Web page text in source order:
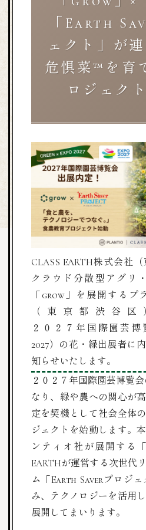
「Earth
ェクト」が
危惧菜™を育
ロジェク
CLASS EARTH株式会社
クラウド分散型アグリ
「grow」を展開するプ
（東京都渋谷区
２０２７年国際園芸博
2027）の花・緑出展者に
知らせいたします。
２０２７年国際園芸博覧会
なり、緑や農への関心が
定を契機として社会全体
ジェクトを始動します。
ンティオ社が展開する
EARTHが運営する次世代
ム「Earth Saverプロジ
み、テクノロジーを活用
展開してまいります。